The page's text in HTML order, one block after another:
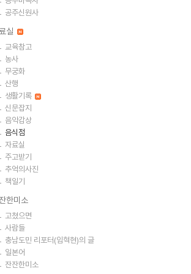
공주신원사
실
교육참고
농사
무궁화
산행
생활기록
신문잡지
음악감상
음식점
자료실
주고받기
추억의사진
책일기
한미소
고쳤으면
사람들
충남도민 리포터(임혁현)의 글
일본어
잔잔한미소